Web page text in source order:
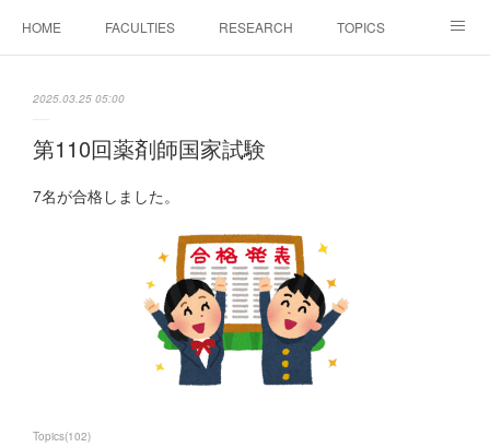
HOME FACULTIES RESEARCH TOPICS
2025.03.25 05:00
第110回薬剤師国家試験
7名が合格しました。
Topics(102)